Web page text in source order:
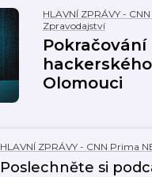
HLAVNÍ ZPRÁVY -
Zpravodajství
Pokračování
Olomouci
HLAVNÍ ZPRÁVY - CNN Prima
Poslechněte si